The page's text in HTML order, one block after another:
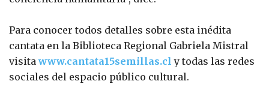
Para conocer todos detalles sobre esta inédita
cantata en la Biblioteca Regional Gabriela Mistral
visitawww.cantata15semillas.cl y todas las redes
sociales del espacio público cultural.